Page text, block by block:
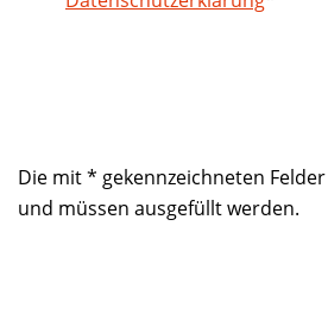
Die mit * gekennzeichneten
und müssen ausgefüllt werden.